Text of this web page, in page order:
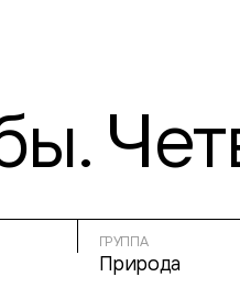
ГРУППА
Природа